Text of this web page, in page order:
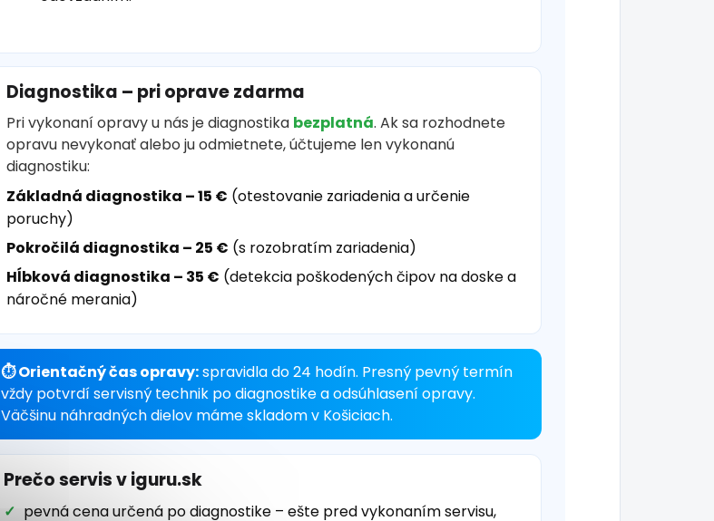
Diagnostika – pri oprave zdarma
Pri vykonaní opravy u nás je diagnostika bezplatná. Ak sa rozhodnete
opravu nevykonať alebo ju odmietnete, účtujeme len vykonanú
diagnostiku:
Základná diagnostika – 15 € (otestovanie zariadenia a určenie
poruchy)
Pokročilá diagnostika – 25 € (s rozobratím zariadenia)
Hĺbková diagnostika – 35 € (detekcia poškodených čipov na doske a
náročné merania)
⏱ Orientačný čas opravy:spravidla do 24 hodín. Presný pevný termín
vždy potvrdí servisný technik po diagnostike a odsúhlasení opravy.
Väčšinu náhradných dielov máme skladom v Košiciach.
Prečo servis v iguru.sk
pevná cena určená po diagnostike – ešte pred vykonaním servisu,